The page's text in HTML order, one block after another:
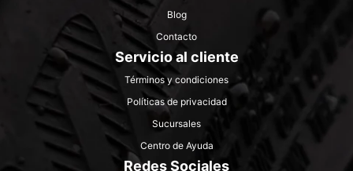
Blog
Contacto
Servicio al cliente
Términos y condiciones
Políticas de privacidad
Sucursales
Centro de Ayuda
Redes Sociales